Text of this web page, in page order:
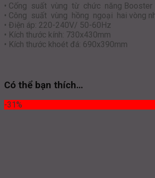
• Cống suất vùng từ chức năng Booster
• Công suất vùng hồng ngoại hai vòng
• Điện áp: 220-240V/ 50-60Hz
• Kích thước kính: 730x430mm
• Kích thước khoét đá: 690x390mm
Có thể bạn thích…
-31%